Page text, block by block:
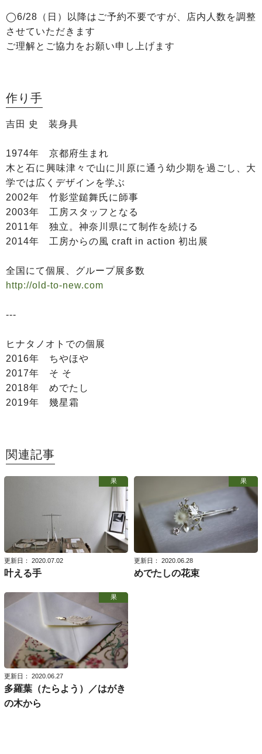
◯6/28（日）以降はご予約不要ですが、店内人数を調整
させていただきます
ご理解とご協力をお願い申し上げます
作り手
吉田 史 装身具
1974年 京都府生まれ
木と石に興味津々で山に川原に通う幼少期を過ごし、大
学では広くデザインを学ぶ
2002年 竹影堂鎚舞氏に師事
2003年 工房スタッフとなる
2011年 独立。神奈川県にて制作を続ける
2014年 工房からの風 craft in action 初出展
全国にて個展、グループ展多数
http://old-to-new.com
---
ヒナタノオトでの個展
2016年 ちやほや
2017年 そ そ
2018年 めでたし
2019年 幾星霜
関連記事
果
更新日： 2020.07.02
叶える手
果
更新日： 2020.06.28
めでたしの花束
果
更新日： 2020.06.27
多羅葉（たらよう）／はがき
の木から